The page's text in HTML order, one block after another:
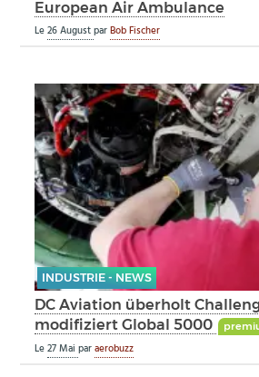
European Air Ambulance
Le26 AugustparBob Fischer
INDUSTRIE - NEWS
DC Aviation überholt
modifiziert Global 5000
Le27 Maiparaerobuzz